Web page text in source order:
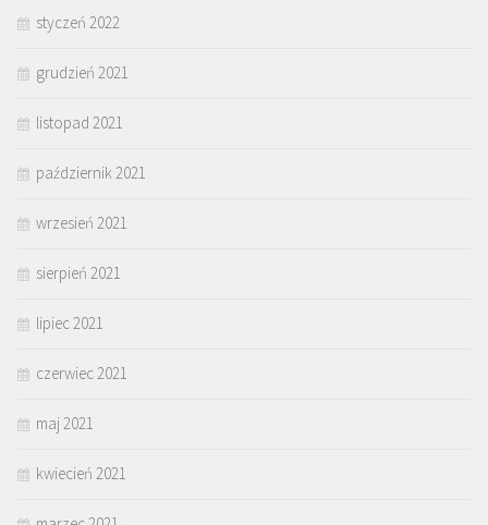
styczeń 2022
grudzień 2021
listopad 2021
październik 2021
wrzesień 2021
sierpień 2021
lipiec 2021
czerwiec 2021
maj 2021
kwiecień 2021